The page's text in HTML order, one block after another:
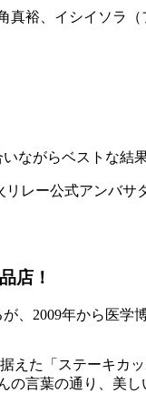
真裕、イシイソラ
ながらベストな結
レー公式アンバサ
店！
、2009年から医学
えた「ステーキカ
の言葉の通り、美し